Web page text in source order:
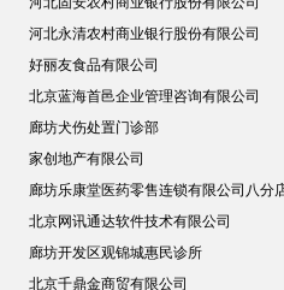
河北永清农村商业银行股份有限公司
好丽友食品有限公司
北京蓝海首邑企业管理咨询有限公司
廊坊犬伤处置门诊部
家创地产有限公司
廊坊乐康堂医药零售连锁有限公司八分
北京网讯通达软件技术有限公司
廊坊开发区观锦城惠民诊所
北京千鼎金商贸有限公司